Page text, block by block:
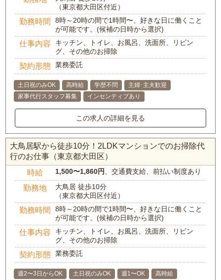
（東京都大田区付近）
勤務時間
8時～20時の間で1時間〜、好きな日に働くこと
が可能です。(候補の日時から選択)
仕事内容
キッチン、トイレ、お風呂、洗面所、リビン
グ、その他のお掃除
契約形態 業務委託
土日祝のみOK 高時給 学歴不問
主婦･主夫歓迎
家事代行スタッフ募集
インセンティブあり
この求人の詳細を見る
大鳥居駅から徒歩10分！2LDKマンションでのお掃除代
行のお仕事（東京都大田区）
時給 1,500〜1,860円 、交通費支給、前払い制度あり
勤務地
大鳥居 徒歩10分
（東京都大田区付近）
勤務時間
8時～20時の間で1時間〜、好きな日に働くこと
が可能です。(候補の日時から選択)
仕事内容
キッチン、トイレ、お風呂、洗面所、リビン
グ、その他のお掃除
契約形態 業務委託
週2〜3日からOK 土日祝のみOK 週1〜OK 高時給